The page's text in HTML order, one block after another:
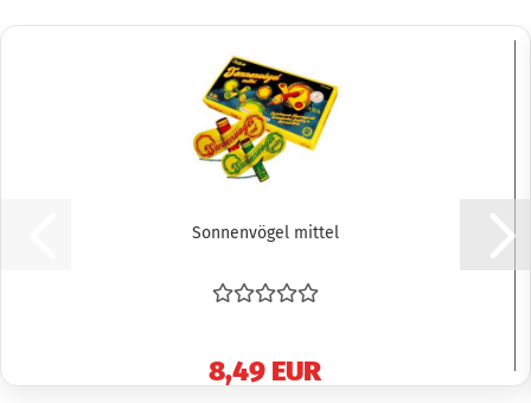
Sonnenvögel mittel
8,49 EUR